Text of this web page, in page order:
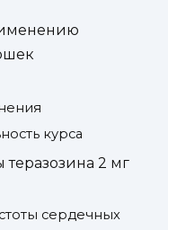
курса
2 мг
сердечных